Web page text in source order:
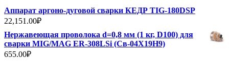
Аппарат аргоно-дуговой сварки КЕДР TIG-180DSP
22,151.00₽
Нержавеющая проволока d=0,8 мм (1 кг, D100) для
сварки MIG/MAG ER-308LSi (Св-04Х19Н9)
655.00₽